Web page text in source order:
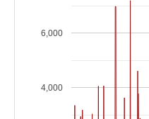
4,000
6,000